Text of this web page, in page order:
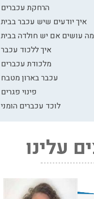
הרחקת עכברים
איך יודעים שיש עכבר בבית
מה עושים אם יש חולדה בבית
איך ללכוד עכבר
מלכודת עכברים
עכבר בארון מטבח
פינוי פגרים
לוכד עכברים הומני
עלינו